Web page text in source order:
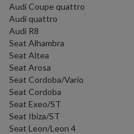
Audi Coupe quattro
Audi quattro
Audi R8
Seat Alhambra
Seat Altea
Seat Arosa
Seat Cordoba/Vario
Seat Cordoba
Seat Exeo/ST
Seat Ibiza/ST
Seat Leon/Leon 4